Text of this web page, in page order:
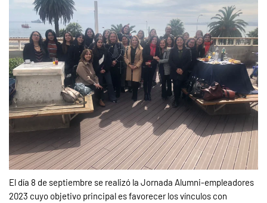
El día 8 de septiembre se realizó la Jornada Alumni-empleadores
2023 cuyo objetivo principal es favorecer los vínculos con